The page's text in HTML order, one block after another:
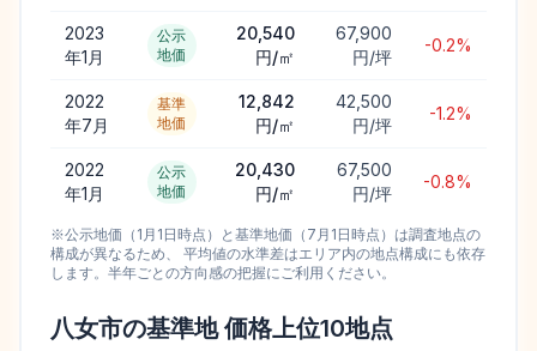
2023
年1月
公示
地価
20,540
円/㎡
67,900
円/坪
-0.2%
2022
年7月
基準
地価
12,842
円/㎡
42,500
円/坪
-1.2%
2022
年1月
公示
地価
20,430
円/㎡
67,500
円/坪
-0.8%
※公示地価（1月1日時点）と基準地価（7月1日時点）は調査地点の
構成が異なるため、 平均値の水準差はエリア内の地点構成にも依存
します。半年ごとの方向感の把握にご利用ください。
八女市の基準地 価格上位10地点